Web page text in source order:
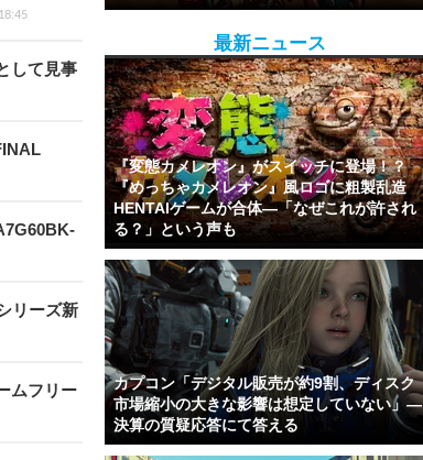
して見事
リーズ新
ムフリー
最新ニュース
『変態カメレオン』がスイッチに登場！？
『めっちゃカメレオン』風ロゴに粗製乱造
HENTAIゲームが合体―「なぜこれが許され
る？」という声も
カプコン「デジタル販売が約9割、ディスク
市場縮小の大きな影響は想定していない」―
決算の質疑応答にて答える